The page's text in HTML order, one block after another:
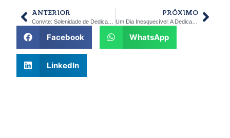
ANTERIOR PRÓXIMO
Um Dia Inesquecível: A Dedicação da Catedral Nossa Senhora do Patrocínio em Jaú
Facebook WhatsApp
LinkedIn